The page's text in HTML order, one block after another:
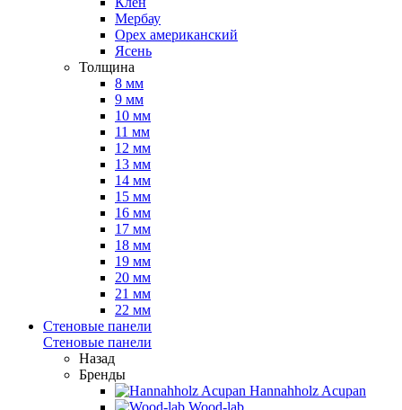
Мербау
Орех американский
Ясень
Толщина
8 мм
9 мм
10 мм
11 мм
12 мм
13 мм
14 мм
15 мм
16 мм
17 мм
18 мм
19 мм
20 мм
21 мм
22 мм
Стеновые панели
Стеновые панели
Назад
Бренды
Hannahholz Acupan
Wood-lab